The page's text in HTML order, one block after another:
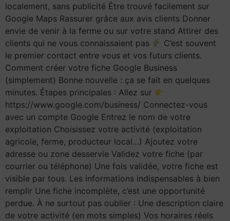
localement, sans publicité Être trouvé facilement sur
Google Maps Rassurer grâce aux avis clients Donner
envie de venir à la ferme ou sur votre stand Attirer des
clients qui ne vous connaissaient pas
C’est souvent
le premier contact entre vous et vos futurs clients.
Comment créer votre fiche Google Business
(simplement) Bonne nouvelle : ça se fait en quelques
minutes. Étapes principales : Allez sur
https://www.google.com/business/ Connectez-vous
avec un compte Google Entrez le nom de votre
exploitation Choisissez votre activité (exploitation
agricole, ferme, producteur local…) Ajoutez votre
adresse ou zone desservie Validez votre fiche (par
courrier ou téléphone) Une fois validée, votre fiche est
visible par tous. Les informations indispensables à bien
remplir Une fiche incomplète, c’est une opportunité
perdue. À ne surtout pas oublier : Une description claire
de votre activité (en mots simples) Vos horaires réels